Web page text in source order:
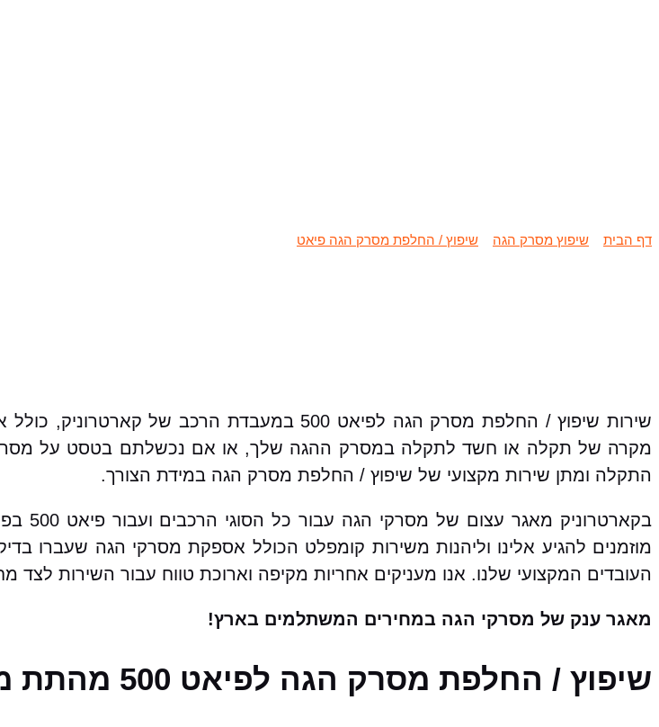
דף הבית שיפוץ מסרק הגה שיפוץ / החלפת מסרק הגה פיאט
שירות שיפוץ / החלפת מסרק הגה לפיאט 500 במעבדת
מקרה של תקלה או חשד לתקלה במסרק ההגה שלך, או אם נכשלתם בטסט על מסרק
התקלה ומתן שירות מקצועי של שיפוץ / החלפת מסרק הגה במידת הצורך.
מוזמנים להגיע אלינו וליהנות משירות קומפלט הכולל אספקת מסרקי הגה שעברו
העובדים המקצועי שלנו. אנו מעניקים אחריות מקיפה וארוכת טווח עבור השירות לצד
מאגר ענק של מסרקי הגה במחירים המשתלמים בארץ!
שיפוץ / החלפת מסרק הגה לפיאט 500 מהתת מודלים הבאים: